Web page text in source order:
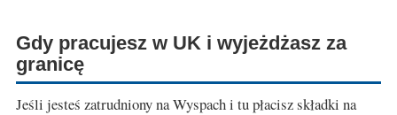
Gdy pracujesz w UK i wyjeżdżasz za
granicę
Jeśli jesteś zatrudniony na Wyspach i tu płacisz składki na